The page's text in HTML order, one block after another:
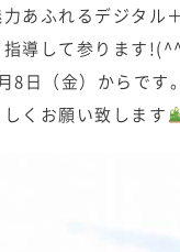
あふれるデジタル
指導して参ります
8日（金）からです。
しくお願い致します